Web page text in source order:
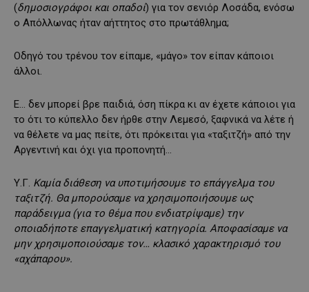
(δημοσιογράφοι και οπαδοί) για τον σενιόρ Λοσάδα, ενόσω
ο Απόλλωνας ήταν αήττητος στο πρωτάθλημα;
Οδηγό του τρένου τον είπαμε, «μάγο» τον είπαν κάποιοι
άλλοι.
Ε… δεν μπορεί βρε παιδιά, όση πίκρα κι αν έχετε κάποιοι για
το ότι το κύπελλο δεν ήρθε στην Λεμεσό, ξαφνικά να λέτε ή
να θέλετε να μας πείτε, ότι πρόκειται για «ταξιτζή» από την
Αργεντινή και όχι για προπονητή…
Υ.Γ. Καμία διάθεση να υποτιμήσουμε το επάγγελμα του
ταξιτζή. Θα μπορούσαμε να χρησιμοποιήσουμε ως
παράδειγμα (για το θέμα που ενδιατρίψαμε) την
οποιαδήποτε επαγγελματική κατηγορία. Αποφασίσαμε να
μην χρησιμοποιούσαμε τον… κλασικό χαρακτηρισμό του
«αχάπαρου».